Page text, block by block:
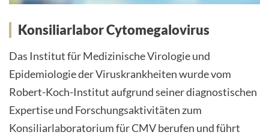
Konsiliarlabor Cytomegalovirus
Das Institut für Medizinische Virologie und
Epidemiologie der Viruskrankheiten wurde vom
Robert-Koch-Institut aufgrund seiner diagnostischen
Expertise und Forschungsaktivitäten zum
Konsiliarlaboratorium für CMV berufen und führt